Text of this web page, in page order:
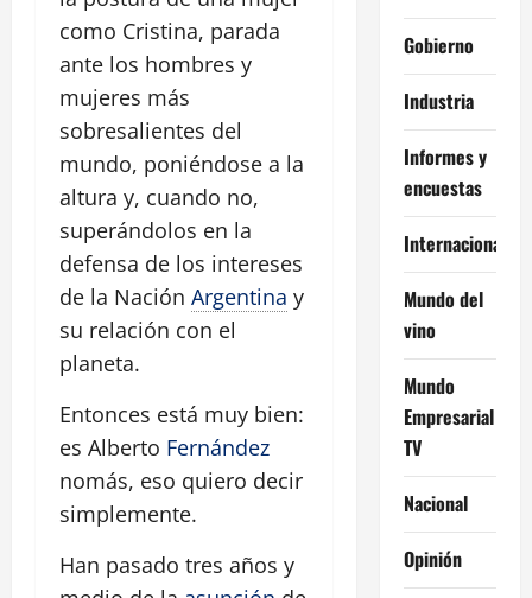
como Cristina, parada
ante los hombres y
mujeres más
sobresalientes del
mundo, poniéndose a la
altura y, cuando no,
superándolos en la
defensa de los intereses
de la Nación Argentina y
su relación con el
planeta.
Entonces está muy bien:
es Alberto Fernández
nomás, eso quiero decir
simplemente.
Han pasado tres años y
Gobierno
Industria
Informes y
encuestas
Internacional
Mundo del
vino
Mundo
Empresarial
TV
Nacional
Opinión